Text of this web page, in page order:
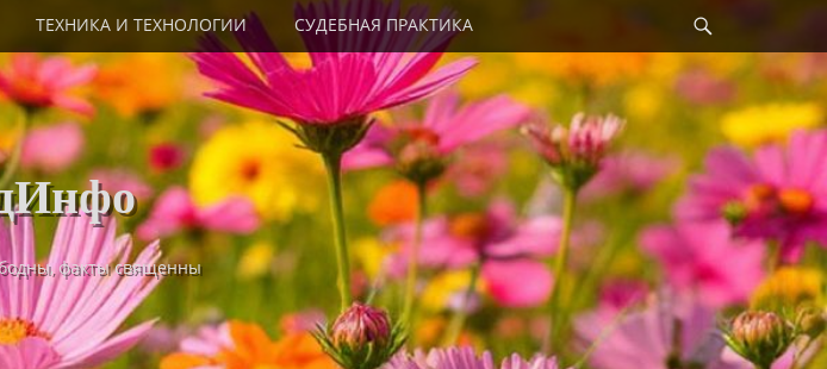
ТЕХНИКА И ТЕХНОЛОГИИ СУДЕБНАЯ ПРАКТИКА
факты священны